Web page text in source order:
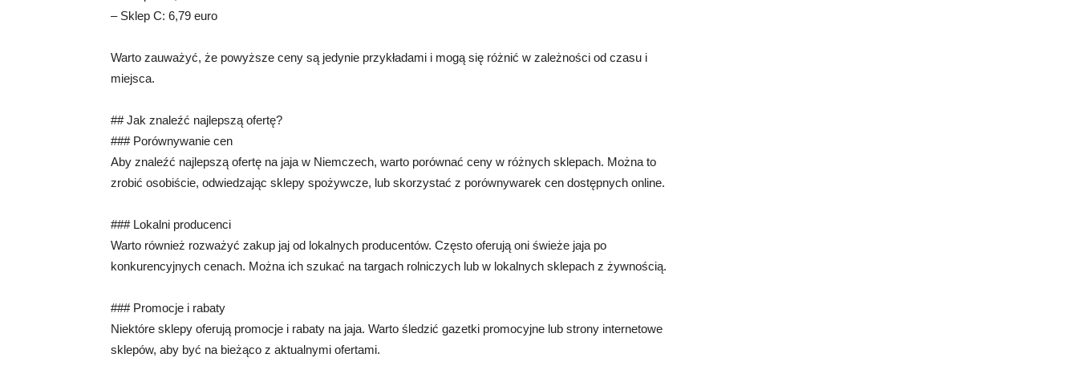
– Sklep C: 6,79 euro
Warto zauważyć, że powyższe ceny są jedynie przykładami i mogą się różnić w zależności od czasu i
miejsca.
## Jak znaleźć najlepszą ofertę?
### Porównywanie cen
Aby znaleźć najlepszą ofertę na jaja w Niemczech, warto porównać ceny w różnych sklepach. Można to
zrobić osobiście, odwiedzając sklepy spożywcze, lub skorzystać z porównywarek cen dostępnych online.
### Lokalni producenci
Warto również rozważyć zakup jaj od lokalnych producentów. Często oferują oni świeże jaja po
konkurencyjnych cenach. Można ich szukać na targach rolniczych lub w lokalnych sklepach z żywnością.
### Promocje i rabaty
Niektóre sklepy oferują promocje i rabaty na jaja. Warto śledzić gazetki promocyjne lub strony internetowe
sklepów, aby być na bieżąco z aktualnymi ofertami.